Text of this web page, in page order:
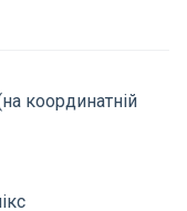
координатній